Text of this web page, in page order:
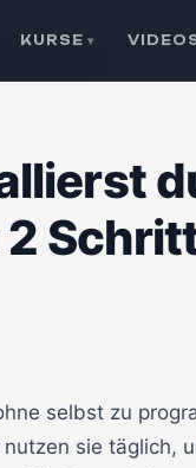
KURSE ▾
selbst zu
sie täglich,